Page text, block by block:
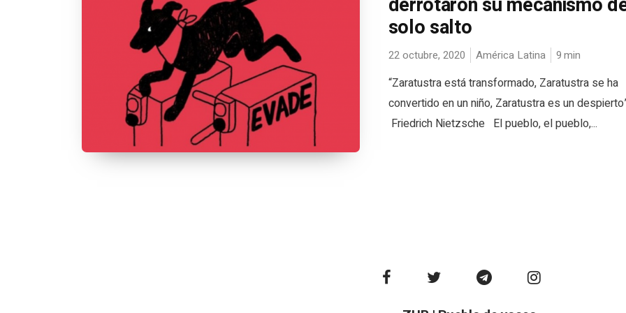
solo salto
22 octubre, 2020 América Latina 9min
“Zaratustra está transformado, Zaratustra se ha
convertido en un niño, Zaratustra es un
Friedrich Nietzsche El pueblo, el pueblo,...